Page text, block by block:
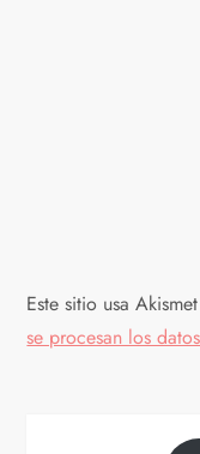
Este sitio usa
se procesan los